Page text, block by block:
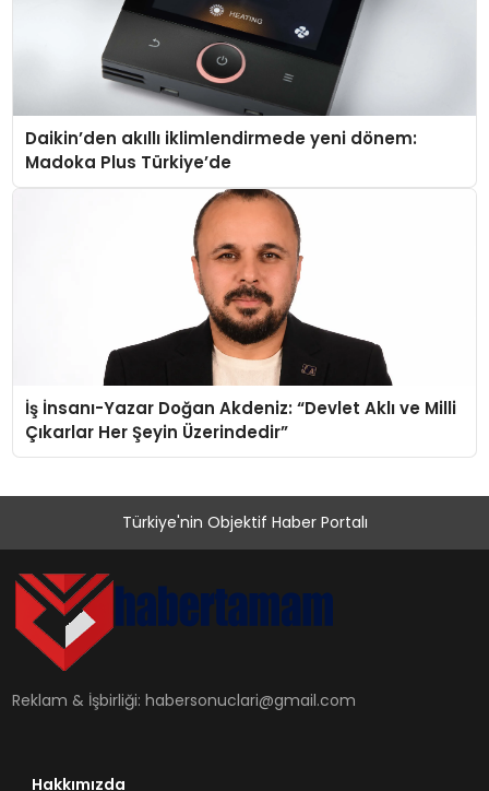
Daikin’den akıllı iklimlendirmede yeni dönem:
Madoka Plus Türkiye’de
İş İnsanı-Yazar Doğan Akdeniz: “Devlet Aklı ve Milli
Çıkarlar Her Şeyin Üzerindedir”
Türkiye'nin Objektif Haber Portalı
Reklam & İşbirliği:habersonuclari@gmail.com
Hakkımızda